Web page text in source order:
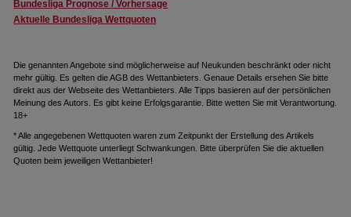
Bundesliga Prognose / Vorhersage
Aktuelle Bundesliga Wettquoten
Die genannten Angebote sind möglicherweise auf Neukunden beschränkt oder nicht
mehr gültig. Es gelten die AGB des Wettanbieters. Genaue Details ersehen Sie bitte
direkt aus der Webseite des Wettanbieters. Alle Tipps basieren auf der persönlichen
Meinung des Autors. Es gibt keine Erfolgsgarantie. Bitte wetten Sie mit Verantwortung.
18+
* Alle angegebenen Wettquoten waren zum Zeitpunkt der Erstellung des Artikels
gültig. Jede Wettquote unterliegt Schwankungen. Bitte überprüfen Sie die aktuellen
Quoten beim jeweiligen Wettanbieter!